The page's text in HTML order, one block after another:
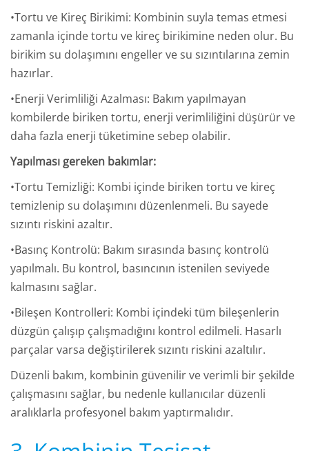
•Tortu ve Kireç Birikimi: Kombinin suyla temas etmesi
zamanla içinde tortu ve kireç birikimine neden olur. Bu
birikim su dolaşımını engeller ve su sızıntılarına zemin
hazırlar.
•Enerji Verimliliği Azalması: Bakım yapılmayan
kombilerde biriken tortu, enerji verimliliğini düşürür ve
daha fazla enerji tüketimine sebep olabilir.
Yapılması gereken bakımlar:
•Tortu Temizliği: Kombi içinde biriken tortu ve kireç
temizlenip su dolaşımını düzenlenmeli. Bu sayede
sızıntı riskini azaltır.
•Basınç Kontrolü: Bakım sırasında basınç kontrolü
yapılmalı. Bu kontrol, basıncının istenilen seviyede
kalmasını sağlar.
•Bileşen Kontrolleri: Kombi içindeki tüm bileşenlerin
düzgün çalışıp çalışmadığını kontrol edilmeli. Hasarlı
parçalar varsa değiştirilerek sızıntı riskini azaltılır.
Düzenli bakım, kombinin güvenilir ve verimli bir şekilde
çalışmasını sağlar, bu nedenle kullanıcılar düzenli
aralıklarla profesyonel bakım yaptırmalıdır.